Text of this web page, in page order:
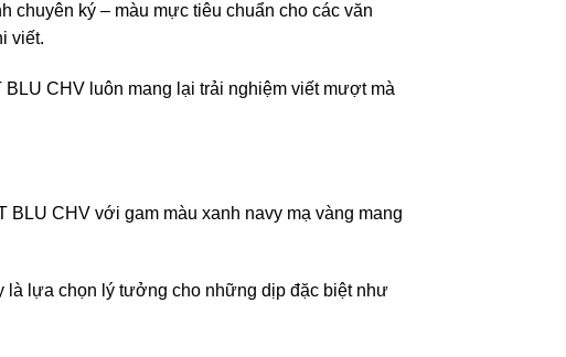
chuyên ký – màu mực tiêu chuẩn cho các văn
viết.
CHV luôn mang lại trải nghiệm viết mượt mà
CHV với gam màu xanh navy mạ vàng mang
là lựa chọn lý tưởng cho những dịp đặc biệt như